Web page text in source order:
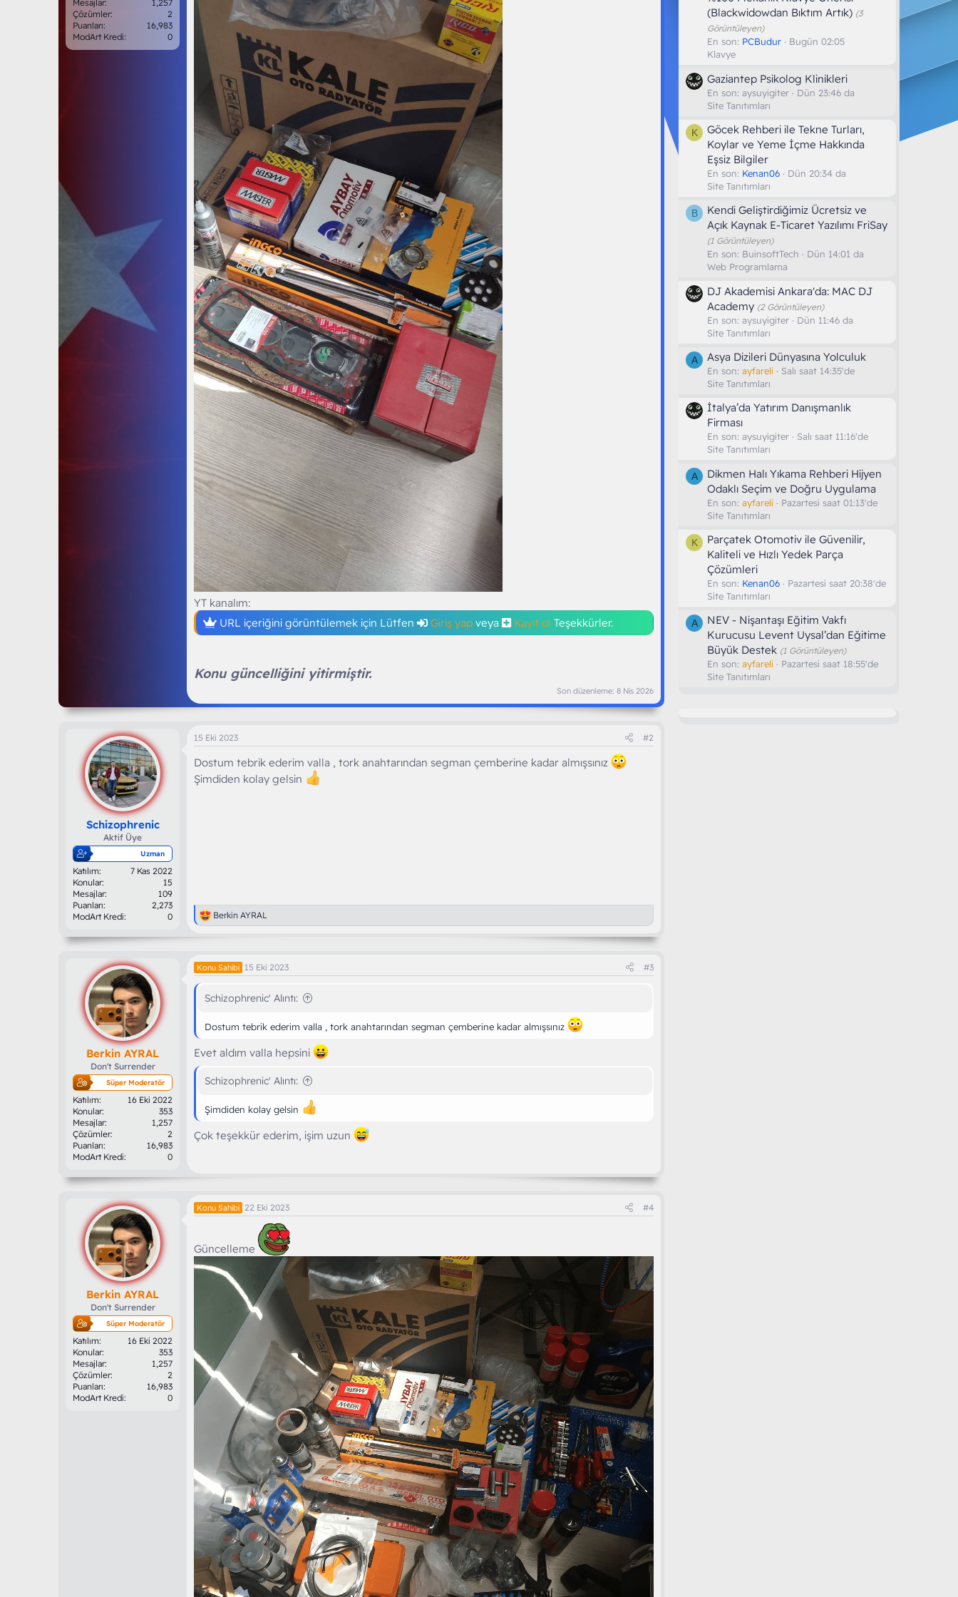
Mesajlar
1,257
Çözümler
2
Puanları
16,983
ModArt Kredi
0
YT kanalım:
URL içeriğini görüntülemek için Lütfen
Giriş yap veya Kayıt ol Teşekkürler.
Konu güncelliğini yitirmiştir.
Son düzenleme: 8 Nis 2026
Schizophrenic
Aktif Üye
Uzman
Katılım
7 Kas 2022
Konular
15
Mesajlar
109
Puanları
2,273
ModArt Kredi
0
15 Eki 2023 #2
Dostum tebrik ederim valla , tork anahtarından segman çemberine kadar almışsınız
Şimdiden kolay gelsin
T
e
i
l
r
Berkin AYRAL
Berkin AYRAL
Don't Surrender
Süper Moderatör
Katılım
16 Eki 2022
Konular
353
Mesajlar
1,257
Çözümler
2
Puanları
16,983
ModArt Kredi
0
Konu Sahibi 15 Eki 2023 #3
Schizophrenic' Alıntı:
Dostum tebrik ederim valla , tork anahtarından segman çemberine kadar almışsınız
Evet aldım valla hepsini
Schizophrenic' Alıntı:
Şimdiden kolay gelsin
Çok teşekkür ederim, işim uzun
Berkin AYRAL
Don't Surrender
Süper Moderatör
Katılım
16 Eki 2022
Konular
353
Mesajlar
1,257
Çözümler
2
Puanları
16,983
ModArt Kredi
0
Konu Sahibi 22 Eki 2023 #4
Güncelleme
(Blackwidowdan Bıktım Artık) (3
Görüntüleyen)
En son: PCBudur
Bugün 02:05
Klavye
Gaziantep Psikolog Klinikleri
En son: aysuyigiter
Dün 23:46 da
Site Tanıtımları
K
Göcek Rehberi ile Tekne Turları,
Koylar ve Yeme İçme Hakkında
Eşsiz Bilgiler
En son: Kenan06
Dün 20:34 da
Site Tanıtımları
B
Kendi Geliştirdiğimiz Ücretsiz ve
Açık Kaynak E-Ticaret Yazılımı FriSay
(1 Görüntüleyen)
En son: BuinsoftTech
Dün 14:01 da
Web Programlama
DJ Akademisi Ankara'da: MAC DJ
Academy (2 Görüntüleyen)
En son: aysuyigiter
Dün 11:46 da
Site Tanıtımları
A Asya Dizileri Dünyasına Yolculuk
En son: ayfareli
Salı saat 14:35'de
Site Tanıtımları
İtalya’da Yatırım Danışmanlık
Firması
En son: aysuyigiter
Salı saat 11:16'de
Site Tanıtımları
A
Dikmen Halı Yıkama Rehberi Hijyen
Odaklı Seçim ve Doğru Uygulama
En son: ayfareli
Pazartesi saat 01:13'de
Site Tanıtımları
K
Parçatek Otomotiv ile Güvenilir,
Kaliteli ve Hızlı Yedek Parça
Çözümleri
En son: Kenan06
Pazartesi saat 20:38'de
Site Tanıtımları
A
NEV - Nişantaşı Eğitim Vakfı
Kurucusu Levent Uysal’dan Eğitime
Büyük Destek (1 Görüntüleyen)
En son: ayfareli
Pazartesi saat 18:55'de
Site Tanıtımları